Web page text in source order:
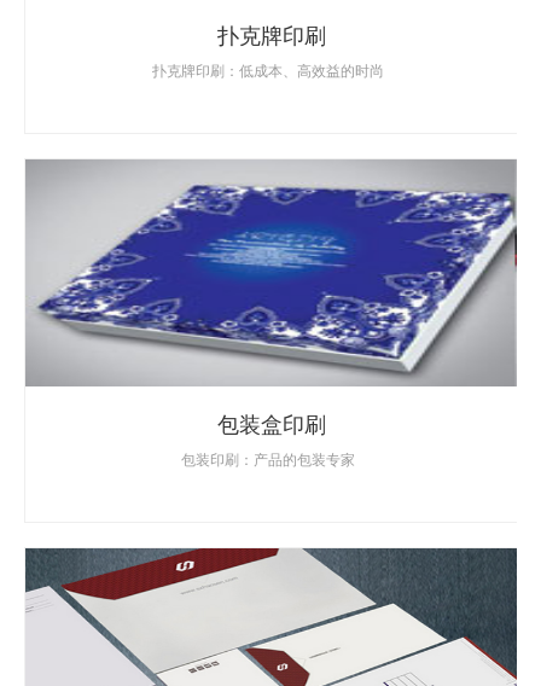
扑克牌印刷
扑克牌印刷：低成本、高效益的时尚
包装盒印刷
包装印刷：产品的包装专家